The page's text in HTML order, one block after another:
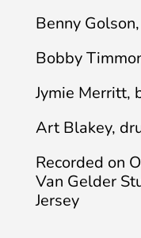
Benny
Bobby
Jymie Merritt,
Art Blakey,
Recorded on
Van Gelder
Jersey